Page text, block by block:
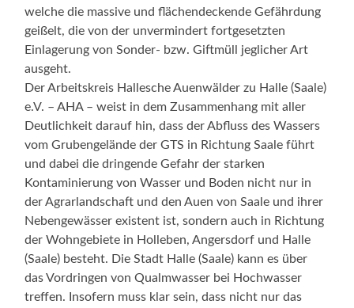
welche die massive und flächendeckende Gefährdung
geißelt, die von der unvermindert fortgesetzten
Einlagerung von Sonder- bzw. Giftmüll jeglicher Art
ausgeht.
Der Arbeitskreis Hallesche Auenwälder zu Halle (Saale)
e.V. – AHA – weist in dem Zusammenhang mit aller
Deutlichkeit darauf hin, dass der Abfluss des Wassers
vom Grubengelände der GTS in Richtung Saale führt
und dabei die dringende Gefahr der starken
Kontaminierung von Wasser und Boden nicht nur in
der Agrarlandschaft und den Auen von Saale und ihrer
Nebengewässer existent ist, sondern auch in Richtung
der Wohngebiete in Holleben, Angersdorf und Halle
(Saale) besteht. Die Stadt Halle (Saale) kann es über
das Vordringen von Qualmwasser bei Hochwasser
treffen. Insofern muss klar sein, dass nicht nur das